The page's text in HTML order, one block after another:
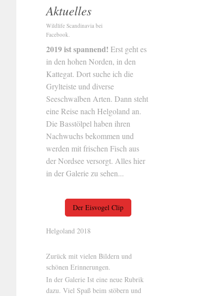
Aktuelles
Wildlife Scandinavia bei
Facebook.
2019 ist spannend! Erst geht es
in den hohen Norden, in den
Kattegat. Dort suche ich die
Grylteiste und diverse
Seeschwalben Arten. Dann steht
eine Reise nach Helgoland an.
Die Basstölpel haben ihren
Nachwuchs bekommen und
werden mit frischen Fisch aus
der Nordsee versorgt. Alles hier
in der Galerie zu sehen...
Der Eisvogel Clip
Helgoland 2018
Zurück mit vielen Bildern und
schönen Erinnerungen.
In der Galerie Ist eine neue Rubrik
dazu. Viel Spaß beim stöbern und